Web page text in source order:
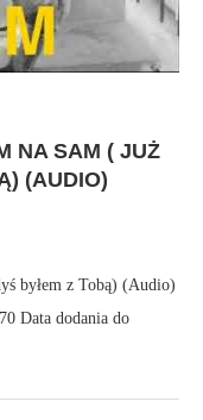
NA SAM ( JUŻ
(AUDIO)
byłem z Tobą) (Audio)
Data dodania do